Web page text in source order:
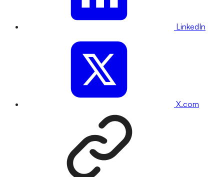
LinkedIn
X.com